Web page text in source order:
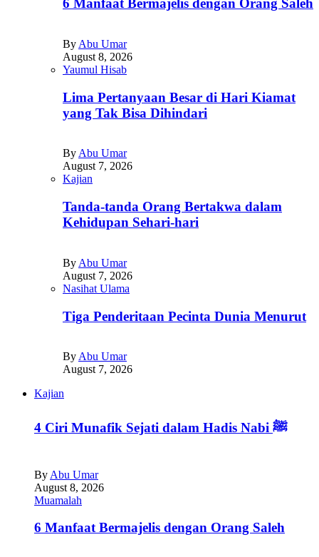
6 Manfaat Bermajelis dengan Orang Saleh
By Abu Umar
August 8, 2026
Yaumul Hisab
Lima Pertanyaan Besar di Hari Kiamat
yang Tak Bisa Dihindari
By Abu Umar
August 7, 2026
Kajian
Tanda-tanda Orang Bertakwa dalam
Kehidupan Sehari-hari
By Abu Umar
August 7, 2026
Nasihat Ulama
Tiga Penderitaan Pecinta Dunia Menurut
By Abu Umar
August 7, 2026
Kajian
4 Ciri Munafik Sejati dalam Hadis Nabi ﷺ
By Abu Umar
August 8, 2026
Muamalah
6 Manfaat Bermajelis dengan Orang Saleh